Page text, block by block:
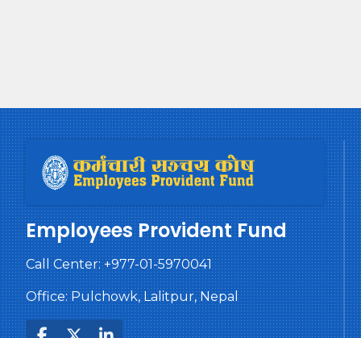
Employees Provident Fund
Call Center:+977-01-5970041
Office: Pulchowk, Lalitpur, Nepal